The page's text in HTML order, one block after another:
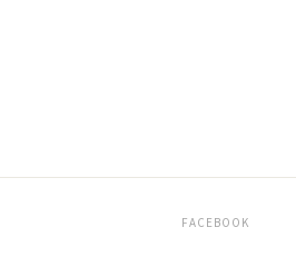
FACEBOOK